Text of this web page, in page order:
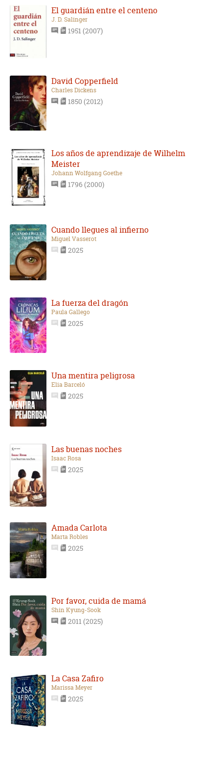
El guardián entre el centeno
J. D. Salinger
1951 (2007)
David Copperfield
Charles Dickens
1850 (2012)
Los años de aprendizaje de Wilhelm
Meister
Johann Wolfgang Goethe
1796 (2000)
Cuando llegues al infierno
Miguel Vasserot
2025
La fuerza del dragón
Paula Gallego
2025
Una mentira peligrosa
Elia Barceló
2025
Las buenas noches
Isaac Rosa
2025
Amada Carlota
Marta Robles
2025
Por favor, cuida de mamá
Shin Kyung-Sook
2011 (2025)
La Casa Zafiro
Marissa Meyer
2025